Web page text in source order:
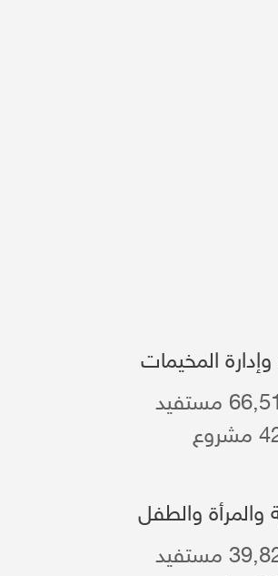
وإدارة المخيمات
مستفيد
والمرأة والطفل
مستفيد